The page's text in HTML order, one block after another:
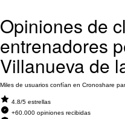
Opiniones de
entrenadores
Villanueva de
Miles de usuarios confían en Cronoshare
4.8/5 estrellas
+60.000 opiniones recibidas